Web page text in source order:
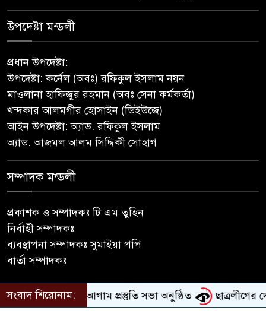
‎গৌরনদীতে যথাযোগ্য মর্যাদায়
পালিত হলো ‘০৫ আগস্ট জুলাই
গণঅভ্যুত্থান দিবস ২০২৬’ ‎
বাবুগঞ্জে বাংলাদেশ প্রাথমিক শিক্ষক
সমিতির কমিটি ঘোষণাঃ সালাম
সাভারে টিন কেটে দুঃসাহসিক চুরি,
৫ লাখ ৫০ হাজার টাকার মালামাল
লুটের অভিযোগ
বৃক্ষরোপণ অভিযান শুরু করেছে
সুজন
উপদেষ্টা মন্ডলী
প্রধান উপদেষ্টা:
উপদেষ্টা: কর্নেল (অবঃ) রফিকুল ইসলাম নয়ন
মাওলানা হাফিজুর রহমান (অবঃ সেনা কর্মকর্তা)
খন্দকার আলমগীর হোসাইন (ডিইউজে)
আইন উপদেষ্টা: অ্যাড. রফিকুল ইসলাম
অ্যাড. আজমল আলম সিদ্দিকী সোহাগ
সম্পাদক মন্ডলী
প্রকাশক ও সম্পাদকঃ টি এম তুহিন
নির্বাহী সম্পাদকঃ
ব্যবস্থাপনা সম্পাদকঃ সুমাইয়া পপি
বার্তা সম্পাদকঃ
সংবাদ শিরোনাম:২০২৬ এর আগাম প্রস্তুতি সভা অনুষ্ঠিত ছাত্রলীগের